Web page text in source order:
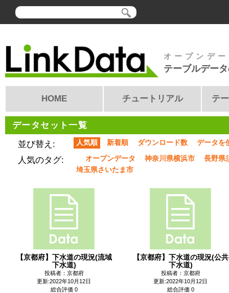
オープンデ
テーブルデー
HOME チュートリアル テ
データセット一覧
並び替え:
人気順 新着順 ダウンロード数 データを
人気のタグ: オープンデータ 神奈川県横浜市
長野県
埼玉県さいたま市
【京都府】下水道の現況(流域
下水道)
投稿者：京都府
更新:2022年10月12日
総合評価 0
【京都府】下水道の現況(公共
下水道)
投稿者：京都府
更新:2022年10月12日
総合評価 0